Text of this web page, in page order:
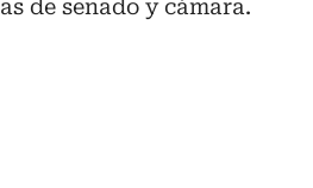
de senado y cámara.